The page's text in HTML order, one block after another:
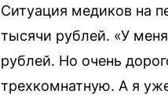
Ситуация медиков на
тысячи рублей. «У
рублей. Но очень
трехкомнатную. А я